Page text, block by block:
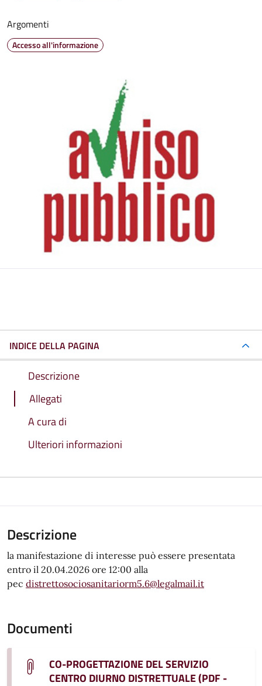
Argomenti
Accesso all'informazione
INDICE DELLA PAGINA
Descrizione
Allegati
A cura di
Ulteriori informazioni
Descrizione
la manifestazione di interesse può essere presentata
entro il 20.04.2026 ore 12:00 alla
pec distrettosociosanitariorm5.6@legalmail.it
Documenti
CO-PROGETTAZIONE DEL SERVIZIO
CENTRO DIURNO DISTRETTUALE (PDF -